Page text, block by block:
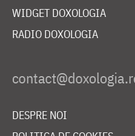
WIDGET DOXOLOGIA
RADIO DOXOLOGIA
DESPRE NOI